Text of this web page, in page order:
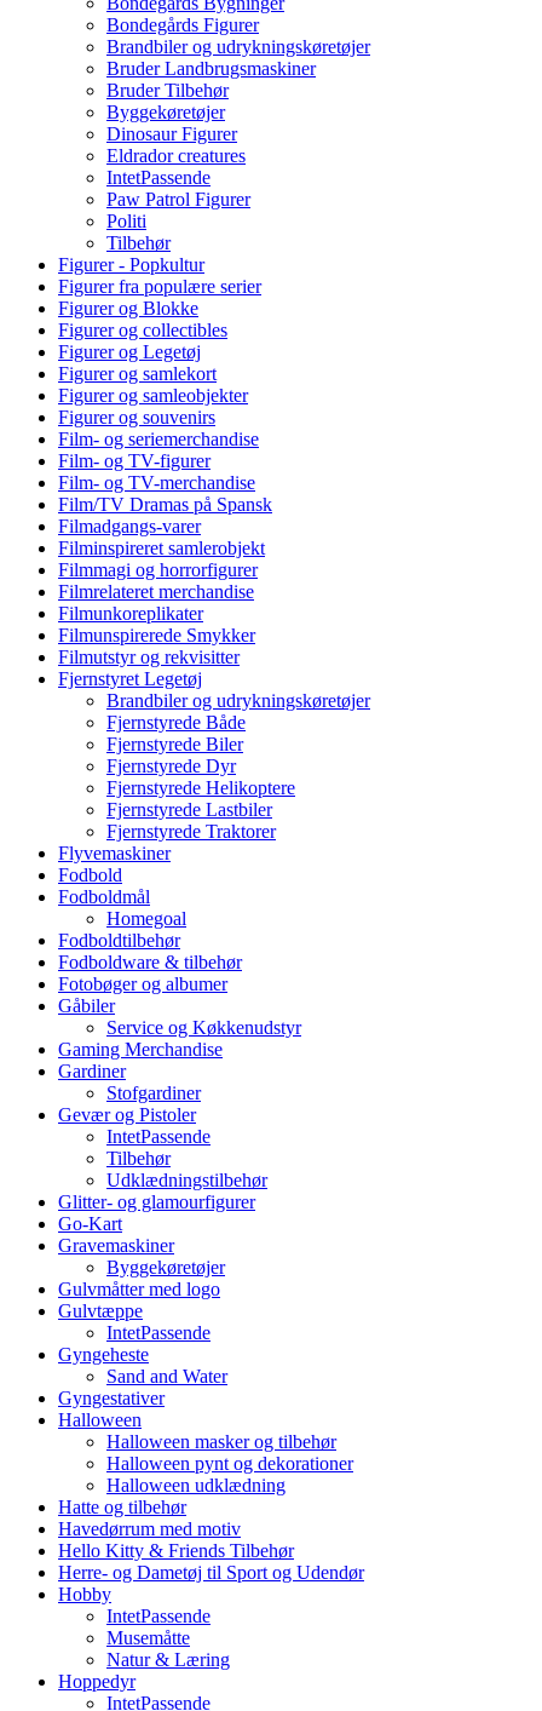
Bondegårds Figurer
Brandbiler og udrykningskøretøjer
Bruder Landbrugsmaskiner
Bruder Tilbehør
Byggekøretøjer
Dinosaur Figurer
Eldrador creatures
IntetPassende
Paw Patrol Figurer
Politi
Tilbehør
Figurer - Popkultur
Figurer fra populære serier
Figurer og Blokke
Figurer og collectibles
Figurer og Legetøj
Figurer og samlekort
Figurer og samleobjekter
Figurer og souvenirs
Film- og seriemerchandise
Film- og TV-figurer
Film- og TV-merchandise
Film/TV Dramas på Spansk
Filmadgangs-varer
Filminspireret samlerobjekt
Filmmagi og horrorfigurer
Filmrelateret merchandise
Filmunkoreplikater
Filmunspirerede Smykker
Filmutstyr og rekvisitter
Fjernstyret Legetøj
Brandbiler og udrykningskøretøjer
Fjernstyrede Både
Fjernstyrede Biler
Fjernstyrede Dyr
Fjernstyrede Helikoptere
Fjernstyrede Lastbiler
Fjernstyrede Traktorer
Flyvemaskiner
Fodbold
Fodboldmål
Homegoal
Fodboldtilbehør
Fodboldware & tilbehør
Fotobøger og albumer
Gåbiler
Service og Køkkenudstyr
Gaming Merchandise
Gardiner
Stofgardiner
Gevær og Pistoler
IntetPassende
Tilbehør
Udklædningstilbehør
Glitter- og glamourfigurer
Go-Kart
Gravemaskiner
Byggekøretøjer
Gulvmåtter med logo
Gulvtæppe
IntetPassende
Gyngeheste
Sand and Water
Gyngestativer
Halloween
Halloween masker og tilbehør
Halloween pynt og dekorationer
Halloween udklædning
Hatte og tilbehør
Havedørrum med motiv
Hello Kitty & Friends Tilbehør
Herre- og Dametøj til Sport og Udendør
Hobby
IntetPassende
Musemåtte
Natur & Læring
Hoppedyr
IntetPassende